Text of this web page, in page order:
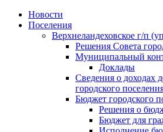
Skip
Новости
Поселения
Верхнеландеховское г/п
Решения Совета
Муниципальный
Доклады
Сведения о доходах
городского
Бюджет городского
Решения о
Бюджет для